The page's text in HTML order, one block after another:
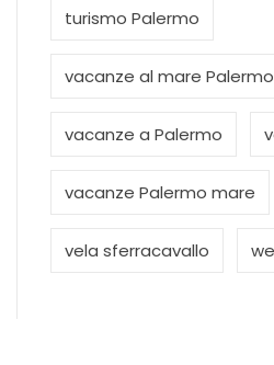
turismo Palermo
vacanze al mare Palermo
vacanze a Palermo
vacanze Palermo mare
vela sferracavallo